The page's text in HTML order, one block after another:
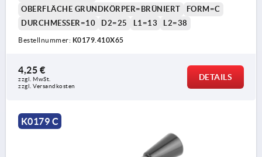
OBERFLÄCHE GRUNDKÖRPER=BRÜNIERT
FORM=C
DURCHMESSER=10
D2=25 L1=13 L2=38
Bestellnummer: K0179.410X65
4,25 €
zzgl. MwSt.
zzgl. Versandkosten
DETAILS
K0179 C